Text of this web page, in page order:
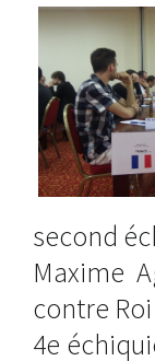
second
Maxime
contre
4e